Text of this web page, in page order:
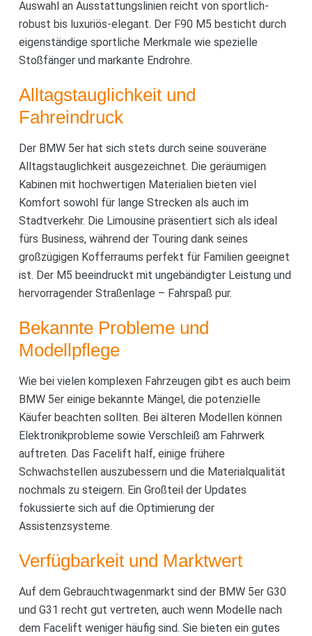
Auswahl an Ausstattungslinien reicht von sportlich-
robust bis luxuriös-elegant. Der F90 M5 besticht durch
eigenständige sportliche Merkmale wie spezielle
Stoßfänger und markante Endrohre.
Alltagstauglichkeit und
Fahreindruck
Der BMW 5er hat sich stets durch seine souveräne
Alltagstauglichkeit ausgezeichnet. Die geräumigen
Kabinen mit hochwertigen Materialien bieten viel
Komfort sowohl für lange Strecken als auch im
Stadtverkehr. Die Limousine präsentiert sich als ideal
fürs Business, während der Touring dank seines
großzügigen Kofferraums perfekt für Familien geeignet
ist. Der M5 beeindruckt mit ungebändigter Leistung und
hervorragender Straßenlage – Fahrspaß pur.
Bekannte Probleme und
Modellpflege
Wie bei vielen komplexen Fahrzeugen gibt es auch beim
BMW 5er einige bekannte Mängel, die potenzielle
Käufer beachten sollten. Bei älteren Modellen können
Elektronikprobleme sowie Verschleiß am Fahrwerk
auftreten. Das Facelift half, einige frühere
Schwachstellen auszubessern und die Materialqualität
nochmals zu steigern. Ein Großteil der Updates
fokussierte sich auf die Optimierung der
Assistenzsysteme.
Verfügbarkeit und Marktwert
Auf dem Gebrauchtwagenmarkt sind der BMW 5er G30
und G31 recht gut vertreten, auch wenn Modelle nach
dem Facelift weniger häufig sind. Sie bieten ein gutes